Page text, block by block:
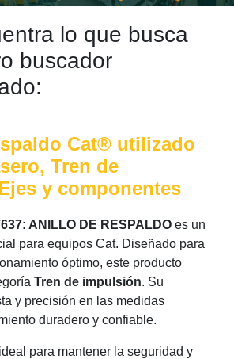
lo que busca
buscador
Cat® utilizado
Tren de
y componentes
ANILLO DE RESPALDO es un
para equipos Cat. Diseñado para
óptimo, este producto
Tren de impulsión. Su
y precisión en las medidas
duradero y confiable.
para mantener la seguridad y